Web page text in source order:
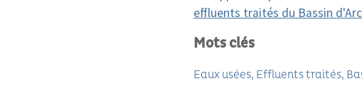
effluents traités du Bassin
Mots clés
Eaux usées Effluents traités